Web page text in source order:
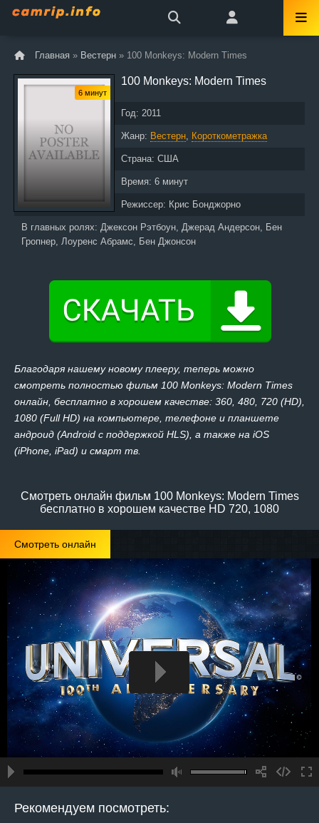
Главная » Вестерн » 100 Monkeys: Modern Times
6 минут
100 Monkeys: Modern Times
Год: 2011
Жанр: Вестерн, Короткометражка
Страна: США
Время: 6 минут
Режиссер: Крис Бонджорно
В главных ролях: Джексон Рэтбоун, Джерад Андерсон, Бен
Гропнер, Лоуренс Абрамс, Бен Джонсон
Благодаря нашему новому плееру, теперь можно
смотреть полностью фильм 100 Monkeys: Modern Times
онлайн, бесплатно в хорошем качестве: 360, 480, 720 (HD),
1080 (Full HD) на компьютере, телефоне и планшете
андроид (Android с поддержкой HLS), а также на iOS
(iPhone, iPad) и смарт тв.
Смотреть онлайн фильм 100 Monkeys: Modern Times
бесплатно в хорошем качестве HD 720, 1080
Смотреть онлайн
Рекомендуем посмотреть: